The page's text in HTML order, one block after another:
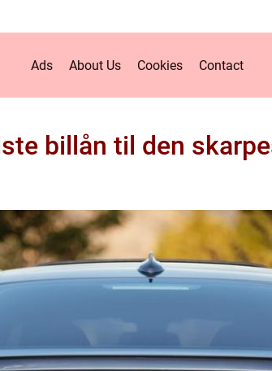
Ads About Us Cookies Contact
billån til den